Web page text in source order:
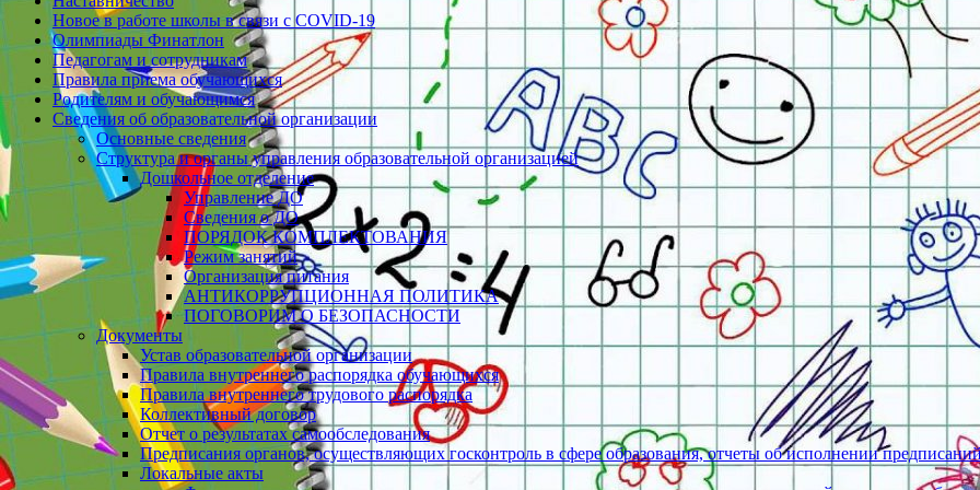
Новое в работе школы в связи с СOVID-19
Олимпиады Финатлон
Педагогам и сотрудникам
Правила приема обучающихся
Родителям и обучающимся
Сведения об образовательной организации
Основные сведения
Структура и органы управления образовательной организацией
Дошкольное отделение
Управление ДО
Сведения о ДО
ПОРЯДОК КОМПЛЕКТОВАНИЯ
Режим занятий
Организация питания
АНТИКОРРУПЦИОННАЯ ПОЛИТИКА
ПОГОВОРИМ О БЕЗОПАСНОСТИ
Документы
Устав образовательной организации
Правила внутреннего распорядка обучающихся
Правила внутреннего трудового распорядка
Коллективный договор
Отчет о результатах самообследования
Предписания органов, осуществляющих госконтроль в сфере образования, отчеты об исполнении
Локальные акты